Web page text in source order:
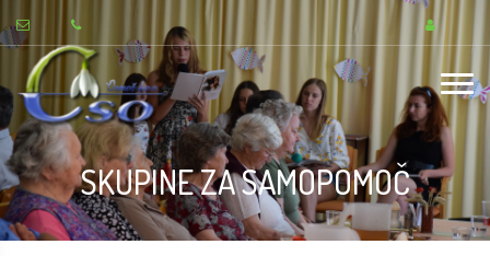
SKUPINE ZA SAMOPOMOČ